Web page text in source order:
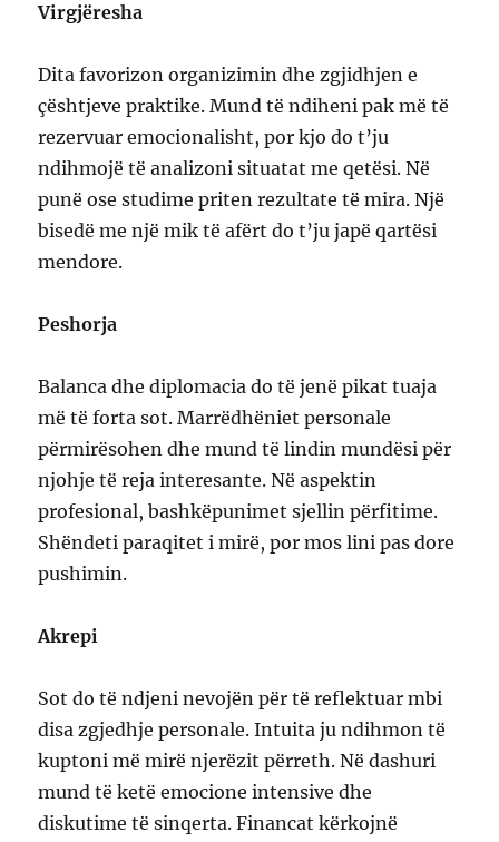
Virgjëresha
Dita favorizon organizimin dhe zgjidhjen e
çështjeve praktike. Mund të ndiheni pak më të
rezervuar emocionalisht, por kjo do t’ju
ndihmojë të analizoni situatat me qetësi. Në
punë ose studime priten rezultate të mira. Një
bisedë me një mik të afërt do t’ju japë qartësi
mendore.
Peshorja
Balanca dhe diplomacia do të jenë pikat tuaja
më të forta sot. Marrëdhëniet personale
përmirësohen dhe mund të lindin mundësi për
njohje të reja interesante. Në aspektin
profesional, bashkëpunimet sjellin përfitime.
Shëndeti paraqitet i mirë, por mos lini pas dore
pushimin.
Akrepi
Sot do të ndjeni nevojën për të reflektuar mbi
disa zgjedhje personale. Intuita ju ndihmon të
kuptoni më mirë njerëzit përreth. Në dashuri
mund të ketë emocione intensive dhe
diskutime të sinqerta. Financat kërkojnë